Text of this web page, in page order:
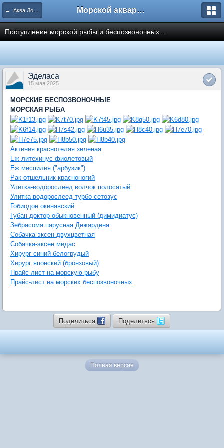
← Аква Лого. Аквариумные салоны и супермаркеты. Морской аквариум. Форумы ReefCentral.ru
Поступление морской рыбы и беспозвоночных...
Эделаса
15 мая 2025
МОРСКИЕ БЕСПОЗВОНОЧНЫЕ
МОРСКАЯ РЫБА
Актиния краснотелая зеленая
Еж литехинус фиолетовый
Еж меспилия ("арбузик")
Рак-отшельник красноногий
Улитка-водорослеед волчок полосатый
Улитка-водорослеед турбо сетозус
Гобиодон окинавский
Губан-доктор обыкновенный (димидиатус)
Зебрасома парусная Дежардена
Собачка-эксен двухцветная
Собачка-эксен мидас
Хирург синий белогрудый
Хирург японский (бронзовый)
Прайс-лист на морскую рыбу
Прайс-лист на морских беспозвоночных
Поделиться Поделиться
Полная версия